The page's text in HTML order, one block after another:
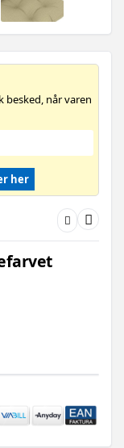
besked, når varen
her